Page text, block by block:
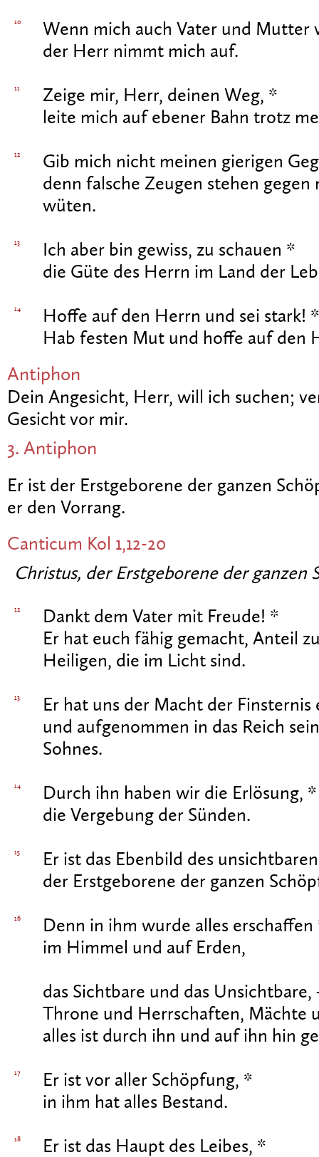
10
Wenn mich auch Vater und Mutter
der Herr nimmt mich auf.
11
Zeige mir, Herr, deinen Weg, *
leite mich auf ebener Bahn trotz
12
Gib mich nicht meinen gierigen
denn falsche Zeugen stehen gegen
wüten.
13
Ich aber bin gewiss, zu schauen *
die Güte des Herrn im Land der
14
Hoffe auf den Herrn und sei stark! *
Hab festen Mut und hoffe auf den
Antiphon
Dein Angesicht, Herr, will ich suchen;
Gesicht vor mir.
3. Antiphon
Er ist der Erstgeborene der ganzen
er den Vorrang.
Canticum Kol 1,12-20
Christus, der Erstgeborene der ganzen
12
Dankt dem Vater mit Freude! *
Er hat euch fähig gemacht, Anteil
Heiligen, die im Licht sind.
13
Er hat uns der Macht der Finsternis
und aufgenommen in das Reich
Sohnes.
14
Durch ihn haben wir die Erlösung, *
die Vergebung der Sünden.
15
Er ist das Ebenbild des
der Erstgeborene der ganzen
16
Denn in ihm wurde alles erschaffen
im Himmel und auf Erden,
das Sichtbare und das Unsichtbare,
Throne und Herrschaften, Mächte
alles ist durch ihn und auf ihn hin
17
Er ist vor aller Schöpfung, *
in ihm hat alles Bestand.
18
Er ist das Haupt des Leibes, *